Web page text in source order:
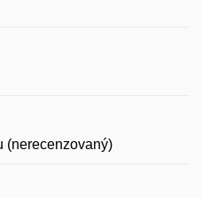
(nerecenzovaný)